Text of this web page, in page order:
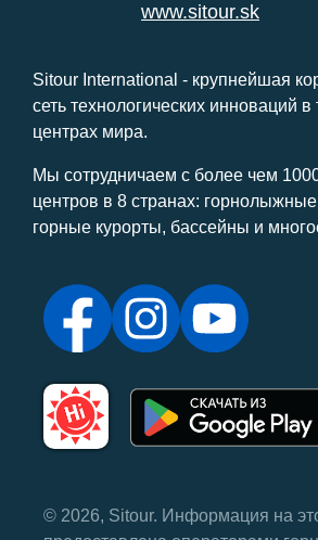
www.sitour.sk
Sitour International - крупнейшая
сеть технологических инноваций в
центрах мира.
Мы сотрудничаем с более чем
центров в 8 странах:
горные курорты, бассейны и
© 2026, Sitour. Информация на